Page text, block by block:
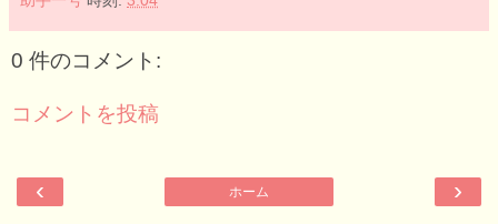
0 件のコメント:
コメントを投稿
‹ ›
ホーム